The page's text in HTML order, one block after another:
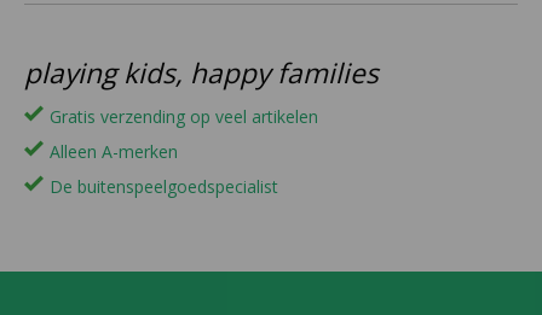
playing kids, happy families
Gratis verzending op veel artikelen
Alleen A-merken
De buitenspeelgoedspecialist